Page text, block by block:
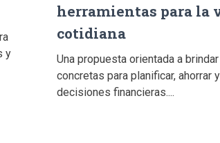
y
herramientas para la
cotidiana
Una propuesta orientada a
concretas para planificar, ahorrar
decisiones financieras....